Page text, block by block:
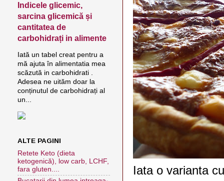
Iata o varianta
Indicele glicemic,
sarcina glicemică și
cantitatea de
carbohidrați in alimente
Iată un tabel creat pentru a
mă ajuta în alimentatia mea
scăzută in carbohidrati .
Adesea ne uităm doar la
conținutul de carbohidrați al
un...
ALTE PAGINI
Retete Keto (dieta
ketogenică), low carb, LCHF,
fara gluten....